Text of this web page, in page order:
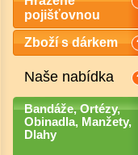
pojišťovnou
Zboží s dárkem
Naše nabídka
Bandáže, Ortézy,
Obinadla, Manžety,
Dlahy